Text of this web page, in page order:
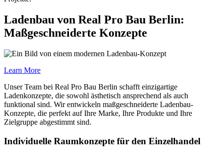
Ladenbau von Real Pro Bau Berlin:
Maßgeschneiderte Konzepte
Learn More
Unser Team bei Real Pro Bau Berlin schafft einzigartige
Ladenkonzepte, die sowohl ästhetisch ansprechend als auch
funktional sind. Wir entwickeln maßgeschneiderte Ladenbau-
Konzepte, die perfekt auf Ihre Marke, Ihre Produkte und Ihre
Zielgruppe abgestimmt sind.
Individuelle Raumkonzepte für den Einzelhandel